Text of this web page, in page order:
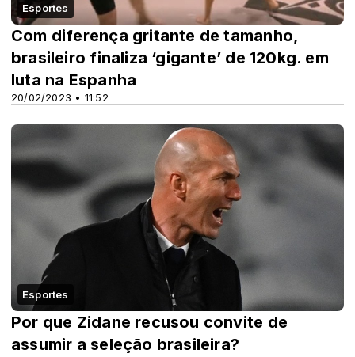
Esportes
20/02/2023 • 11:52
Com diferença gritante de tamanho,
brasileiro finaliza ‘gigante’ de 120kg. em
luta na Espanha
Esportes
Por que Zidane recusou convite de
assumir a seleção brasileira?